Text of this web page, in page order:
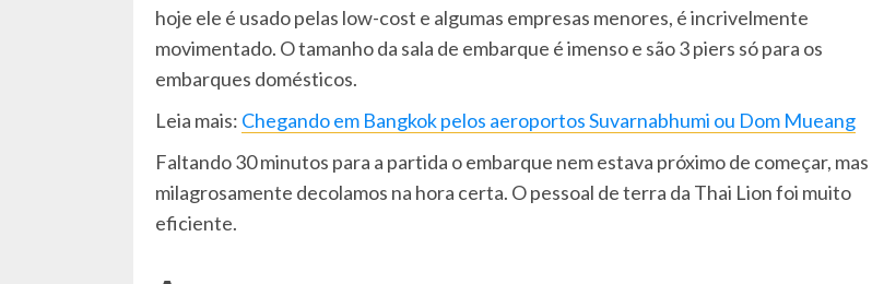
hoje ele é usado pelas low-cost e algumas empresas menores, é incrivelmente
movimentado. O tamanho da sala de embarque é imenso e são 3 piers só para os
embarques domésticos.
Leia mais: Chegando em Bangkok pelos aeroportos Suvarnabhumi ou Dom Mueang
Faltando 30 minutos para a partida o embarque nem estava próximo de começar, mas
milagrosamente decolamos na hora certa. O pessoal de terra da Thai Lion foi muito
eficiente.